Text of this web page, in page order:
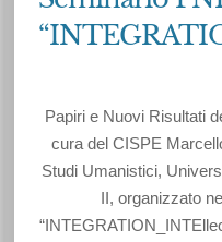
Papiri e Nuovi Risultati
cura del CISPE
Studi Umanistici,
II, organizzato